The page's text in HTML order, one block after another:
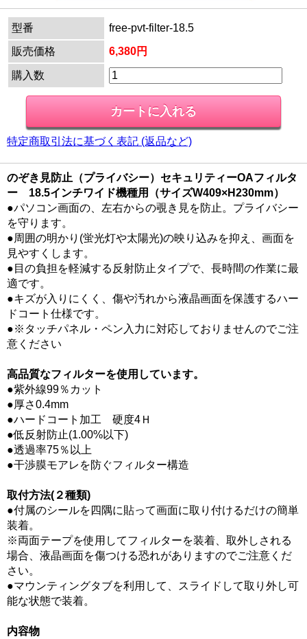
型番
free-pvt-filter-18.5
販売価格
6,380円
購入数
特定商取引法に基づく表記 (返品など)
のぞき見防止（プライバシー）セキュリティーOAフィルタ
ー 18.5インチワイド機種用（サイズW409×H230mm）
●パソコン画面の、左右からの覗き見を防止。プライバシー
を守ります。
●周囲の明かり(蛍光灯や太陽光)の映り込みを抑え、画面を
見やすくします。
●目の負担を軽減する反射防止タイプで、長時間の作業に最
適です。
●キズが入りにくく、傷や汚れから液晶画面を保護するハー
ドコート仕様です。
●※タッチパネル・ペン入力に対応しておりませんのでご注
意ください
高品質なフィルターを使用しています。
●紫外線99％カット
●厚さ0.4mm
●ハードコート加工 硬度4Ｈ
●低反射防止(1.00%以下)
●透過率75％以上
●干渉膜モアレを防ぐフィルター構造
取付方法(２種類)
●付属のシールを四隅に貼って画面に取り付けるだけの簡単
装着。
※両面テープを使用してフィルターを装着、取外しされる
場合、液晶画面を傷つける恐れがありますのでご注意くだ
さい。
●マウンティングタブを利用して、スライドして取り外し可
能な状態で装着。
内容物